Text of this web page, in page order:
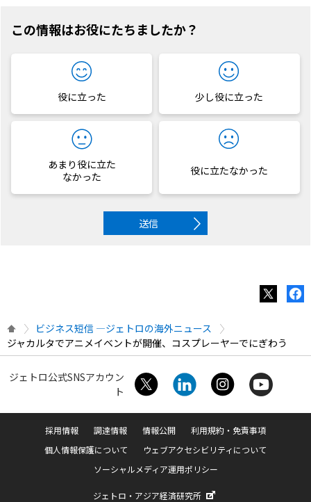
この情報はお役にたちましたか？
役に立った 少し役に立った
あまり役に立た
なかった
役に立たなかった
送信
ビジネス短信 ―ジェトロの海外ニュース
ジャカルタでアニメイベントが開催、コスプレーヤーでにぎわう
ジェトロ公式SNSアカウン
ト
採用情報 調達情報 情報公開
利用規約・免責事項
個人情報保護について
ウェブアクセシビリティについて
ソーシャルメディア運用ポリシー
ジェトロ・アジア経済研究所